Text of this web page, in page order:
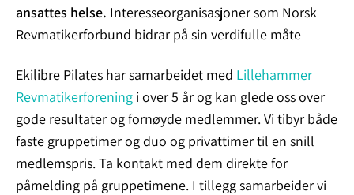
ansattes helse. Interesseorganisasjoner som Norsk
Revmatikerforbund bidrar på sin verdifulle måte
Ekilibre Pilates har samarbeidet med Lillehammer
Revmatikerforening i over 5 år og kan glede oss over
gode resultater og fornøyde medlemmer. Vi tibyr både
faste gruppetimer og duo og privattimer til en snill
medlemspris. Ta kontakt med dem direkte for
påmelding på gruppetimene. I tillegg samarbeider vi